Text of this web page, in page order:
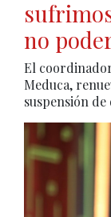
no
El
Meduca,
suspensión